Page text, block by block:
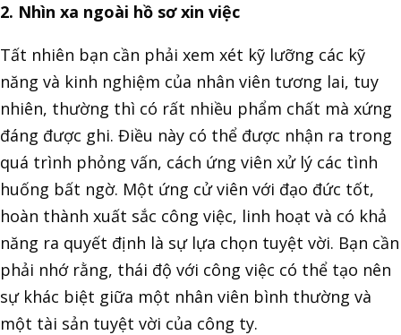
2. Nhìn xa ngoài hồ sơ xin việc
Tất nhiên bạn cần phải xem xét kỹ lưỡng các kỹ
năng và kinh nghiệm của nhân viên tương lai, tuy
nhiên, thường thì có rất nhiều phẩm chất mà xứng
đáng được ghi. Điều này có thể được nhận ra trong
quá trình phỏng vấn, cách ứng viên xử lý các tình
huống bất ngờ. Một ứng cử viên với đạo đức tốt,
hoàn thành xuất sắc công việc, linh hoạt và có khả
năng ra quyết định là sự lựa chọn tuyệt vời. Bạn cần
phải nhớ rằng, thái độ với công việc có thể tạo nên
sự khác biệt giữa một nhân viên bình thường và
một tài sản tuyệt vời của công ty.